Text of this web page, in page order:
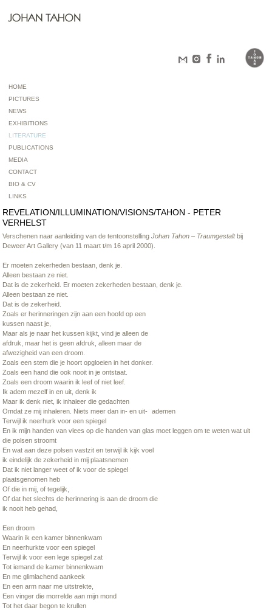
HOME
PICTURES
NEWS
EXHIBITIONS
LITERATURE
PUBLICATIONS
MEDIA
CONTACT
BIO & CV
LINKS
REVELATION/ILLUMINATION/VISIONS/TAHON - PETER
VERHELST
Verschenen naar aanleiding van de tentoonstellingJohan Tahon – Traumgestaltbij
Deweer Art Gallery (van 11 maart t/m 16 april 2000).
Er moeten zekerheden bestaan, denk je.
Alleen bestaan ze niet.
Dat is de zekerheid. Er moeten zekerheden bestaan, denk je.
Alleen bestaan ze niet.
Dat is de zekerheid.
Zoals er herinneringen zijn aan een hoofd op een
kussen naast je,
Maar als je naar het kussen kijkt, vind je alleen de
afdruk, maar het is geen afdruk, alleen maar de
afwezigheid van een droom.
Zoals een stem die je hoort opgloeien in het donker.
Zoals een hand die ook nooit in je ontstaat.
Zoals een droom waarin ik leef of niet leef.
Ik adem mezelf in en uit, denk ik
Maar ik denk niet, ik inhaleer die gedachten
Omdat ze mij inhaleren. Niets meer dan in- en uit- ademen
Terwijl ik neerhurk voor een spiegel
En ik mijn handen van vlees op die handen van glas moet leggen om te weten wat uit
die polsen stroomt
En wat aan deze polsen vastzit en terwijl ik kijk voel
ik eindelijk de zekerheid in mij plaatsnemen
Dat ik niet langer weet of ik voor de spiegel
plaatsgenomen heb
Of die in mij, of tegelijk,
Of dat het slechts de herinnering is aan de droom die
ik nooit heb gehad,
Een droom
Waarin ik een kamer binnenkwam
En neerhurkte voor een spiegel
Terwijl ik voor een lege spiegel zat
Tot iemand de kamer binnenkwam
En me glimlachend aankeek
En een arm naar me uitstrekte,
Een vinger die morrelde aan mijn mond
Tot het daar begon te krullen